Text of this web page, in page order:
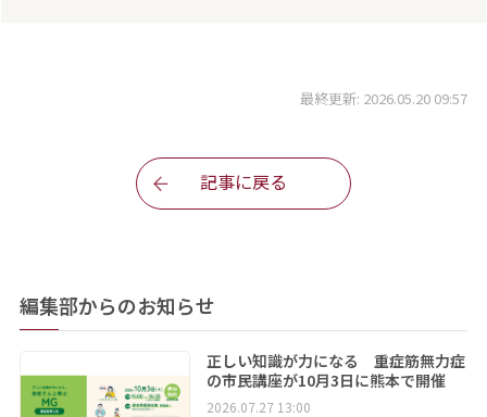
最終更新: 2026.05.20 09:57
記事に戻る
編集部からのお知らせ
正しい知識が力になる 重症筋無力症
の市民講座が10月3日に熊本で開催
2026.07.27 13:00